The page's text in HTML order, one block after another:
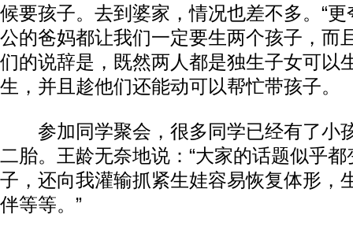
候要孩子。去到婆家，情况也差不多。“
公的爸妈都让我们一定要生两个孩子，而
们的说辞是，既然两人都是独生子女可以
生，并且趁他们还能动可以帮忙带孩子。
参加同学聚会，很多同学已经有了小
二胎。王龄无奈地说：“大家的话题似乎
子，还向我灌输抓紧生娃容易恢复体形，
伴等等。”